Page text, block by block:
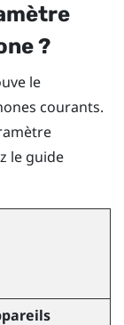
?
le
courants.
le guide